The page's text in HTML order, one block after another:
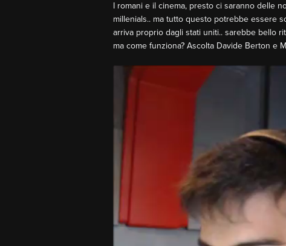
I romani e il cinema, presto ci saranno delle
millenials.. ma tutto questo potrebbe essere
arriva proprio dagli stati uniti.. sarebbe bello
ma come funziona? Ascolta Davide Berton e
Video